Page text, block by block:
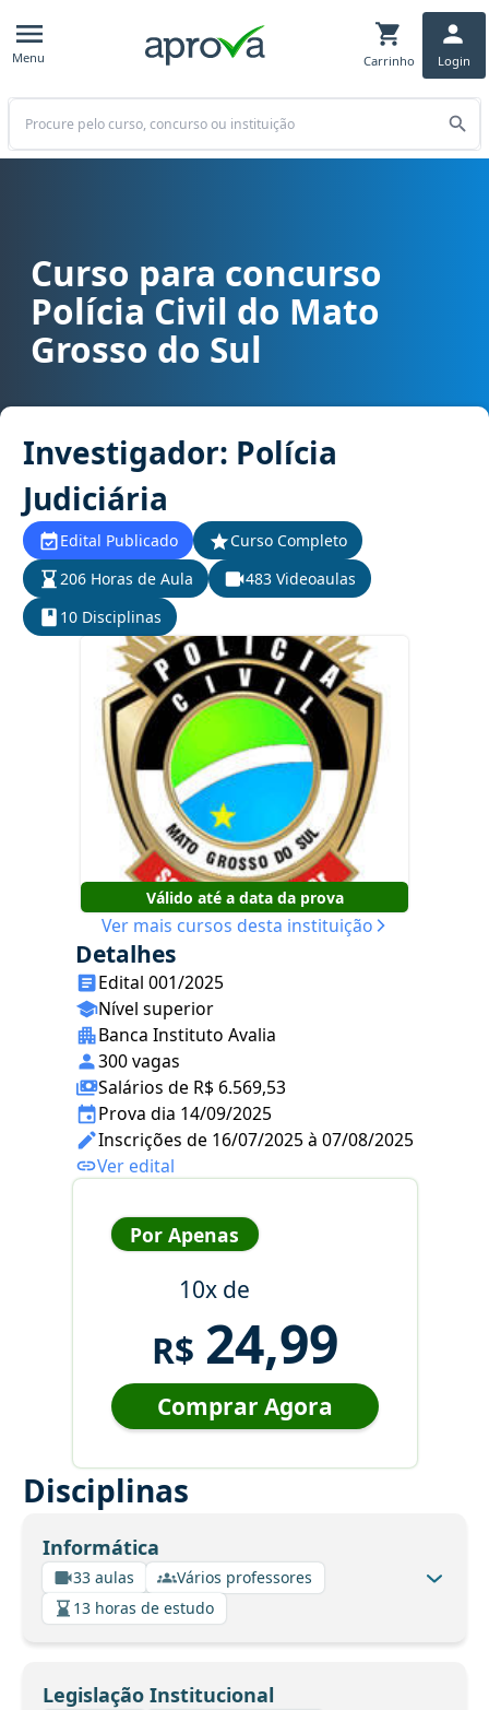
Menu Carrinho Login
Buscar
Curso para concurso PC MS - Polícia Civil do Mato Grosso do Sul
Curso para concurso
Polícia Civil do Mato
Grosso do Sul
Investigador: Polícia
Judiciária
Edital Publicado
Curso Completo
206 Horas de Aula
483 Videoaulas
10 Disciplinas
Válido até a data da prova
Ver mais cursos desta instituição
Detalhes
Edital 001/2025
Nível superior
Banca Instituto Avalia
300 vagas
Salários de R$ 6.569,53
Prova dia 14/09/2025
Inscrições de 16/07/2025 à 07/08/2025
Ver edital
Por Apenas
10x de
R$ 24,99
Comprar Agora
Disciplinas
Informática
33 aulas
Vários professores
13 horas de estudo
Legislação Institucional